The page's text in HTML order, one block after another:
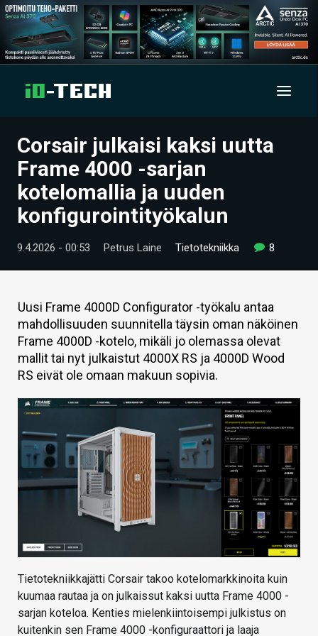
UUTISET
ARTIKKELIT
VIDEOT
TECHBBS
HINTA.FI
KAUPPA
VAIHDA TEEMA
HAKU
Corsair julkaisi kaksi uutta
Frame 4000 -sarjan
kotelomallia ja uuden
konfigurointityökalun
9.4.2026 - 00:53 Petrus Laine Tietotekniikka 8
Uusi Frame 4000D Configurator -työkalu antaa
mahdollisuuden suunnitella täysin oman näköinen
Frame 4000D -kotelo, mikäli jo olemassa olevat
mallit tai nyt julkaistut 4000X RS ja 4000D Wood
RS eivät ole omaan makuun sopivia.
Tietotekniikkajätti Corsair takoo kotelomarkkinoita kuin
kuumaa rautaa ja on julkaissut kaksi uutta Frame 4000 -
sarjan koteloa. Kenties mielenkiintoisempi julkistus on
kuitenkin sen Frame 4000 -konfiguraattori ja laaja